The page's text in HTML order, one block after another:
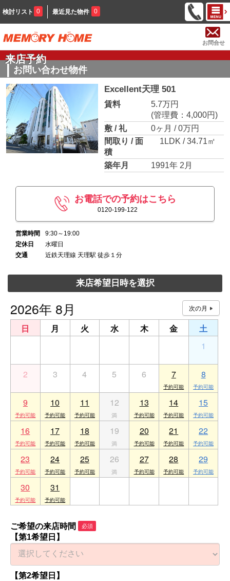
検討リスト 0 最近見た物件 0
お問合せ
来店予約
お問い合わせ物件
Excellent天理 501
賃料
5.7万円
(管理費：4,000円)
敷 / 礼
0ヶ月 / 0万円
間取り / 面
積
1LDK / 34.71㎡
築年月 1991年 2月
お電話での予約はこちら
0120-199-122
営業時間
9:30～19:00
定休日
水曜日
交通
近鉄天理線 天理駅 徒歩１分
来店希望日時を選択
2026年 8月
日 月 火 水 木 金
土
1
2 3 4 5 6 7 8
9 10 11 12 13 14 15
16 17 18 19 20 21 22
23 24 25 26 27 28 29
30 31
ご希望の来店時間 必須
【第1希望日】
【第2希望日】